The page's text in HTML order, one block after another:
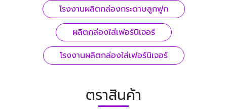
โรงงานผลิตกล่องกระดาษลูกฟูก
ผลิตกล่องใส่เฟอร์นิเจอร์
โรงงานผลิตกล่องใส่เฟอร์นิเจอร์
ตราสินค้า